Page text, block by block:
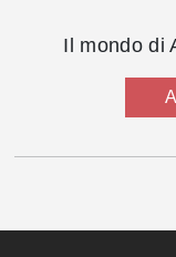
Il mondo di